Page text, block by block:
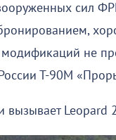
сил
не
Т-90М
вызывает Leopard